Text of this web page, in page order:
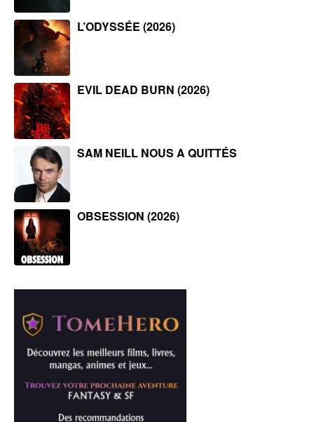
L’ODYSSÉE (2026)
EVIL DEAD BURN (2026)
SAM NEILL NOUS A QUITTÉS
OBSESSION (2026)